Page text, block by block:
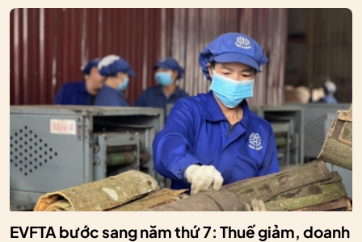
EVFTA bước sang năm thứ 7: Thuế giảm, doanh